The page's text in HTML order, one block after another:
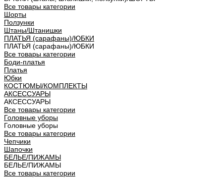
Все товары категории
Шорты
Ползунки
Штаны/Штанишки
ПЛАТЬЯ (сарафаны)/ЮБКИ
ПЛАТЬЯ (сарафаны)/ЮБКИ
Все товары категории
Боди-платья
Платья
Юбки
КОСТЮМЫ/КОМПЛЕКТЫ
АКСЕССУАРЫ
АКСЕССУАРЫ
Все товары категории
Головные уборы
Головные уборы
Все товары категории
Чепчики
Шапочки
БЕЛЬЕ/ПИЖАМЫ
БЕЛЬЕ/ПИЖАМЫ
Все товары категории